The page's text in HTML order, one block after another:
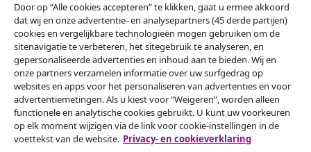
Klantenservice
Zakelijk
vidaXL
Ontdek meer
Door op “Alle cookies accepteren” te klikken, gaat u ermee akkoord
dat wij en onze advertentie- en analysepartners (45 derde partijen)
cookies en vergelijkbare technologieën mogen gebruiken om de
sitenavigatie te verbeteren, het sitegebruik te analyseren, en
gepersonaliseerde advertenties en inhoud aan te bieden. Wij en
onze partners verzamelen informatie over uw surfgedrag op
websites en apps voor het personaliseren van advertenties en voor
advertentiemetingen. Als u kiest voor “Weigeren”, worden alleen
functionele en analytische cookies gebruikt. U kunt uw voorkeuren
op elk moment wijzigen via de link voor cookie-instellingen in de
voettekst van de website. Privacy- en cookieverklaring